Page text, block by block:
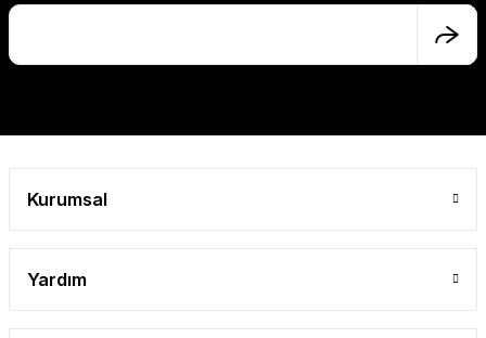
Kurumsal
Yardım